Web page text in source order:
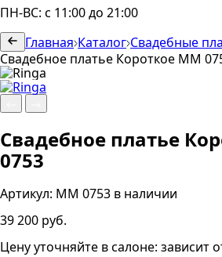
ПН-ВС: с 11:00 до 21:00
Главная Каталог Свадебные
Свадебное платье Короткое ММ
Свадебное платье
0753
Артикул: ММ 0753 в наличии
39 200 руб.
Цену уточняйте в салоне: зависит